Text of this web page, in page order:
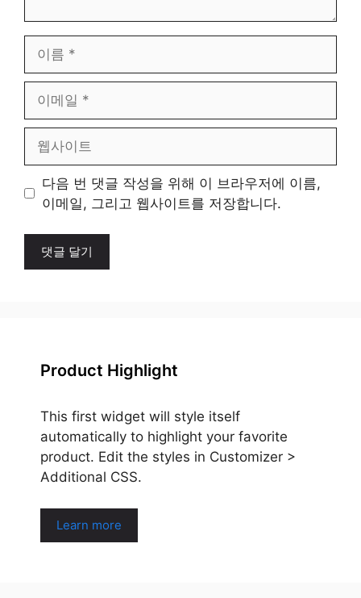
일
트
다음 번 댓글 작성을 위해 이 브라우저에 이름,
이메일, 그리고 웹사이트를 저장합니다.
Product Highlight
This first widget will style itself
automatically to highlight your favorite
product. Edit the styles in Customizer >
Additional CSS.
Learn more